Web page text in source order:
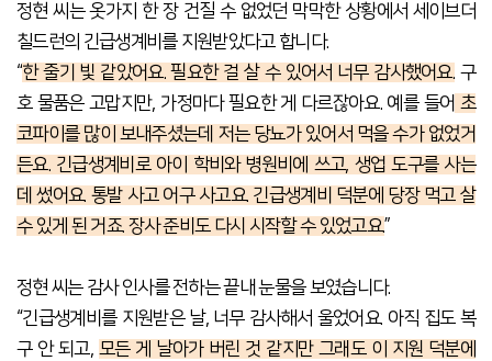
정현 씨는 옷가지 한 장 건질 수 없었던 막막한 상황에서 세이브더
칠드런의 긴급생계비를 지원받았다고 합니다.
“한 줄기 빛 같았어요. 필요한 걸 살 수 있어서 너무 감사했어요. 구
호 물품은 고맙지만, 가정마다 필요한 게 다르잖아요. 예를 들어 초
코파이를 많이 보내주셨는데 저는 당뇨가 있어서 먹을 수가 없었거
든요. 긴급생계비로 아이 학비와 병원비에 쓰고, 생업 도구를 사는
데 썼어요. 통발 사고 어구 사고요. 긴급생계비 덕분에 당장 먹고 살
수 있게 된 거죠. 장사 준비도 다시 시작할 수 있었고요.”
정현 씨는 감사 인사를 전하는 끝내 눈물을 보였습니다.
“긴급생계비를 지원받은 날, 너무 감사해서 울었어요. 아직 집도 복
구 안 되고, 모든 게 날아가 버린 것 같지만 그래도 이 지원 덕분에